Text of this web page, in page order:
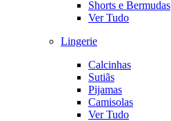
Shorts e Bermudas
Ver Tudo
Lingerie
Calcinhas
Sutiãs
Pijamas
Camisolas
Ver Tudo